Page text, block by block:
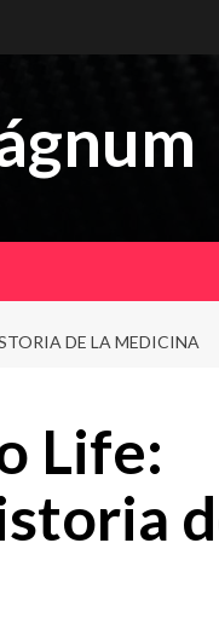
DE LA MEDICINA
Life: